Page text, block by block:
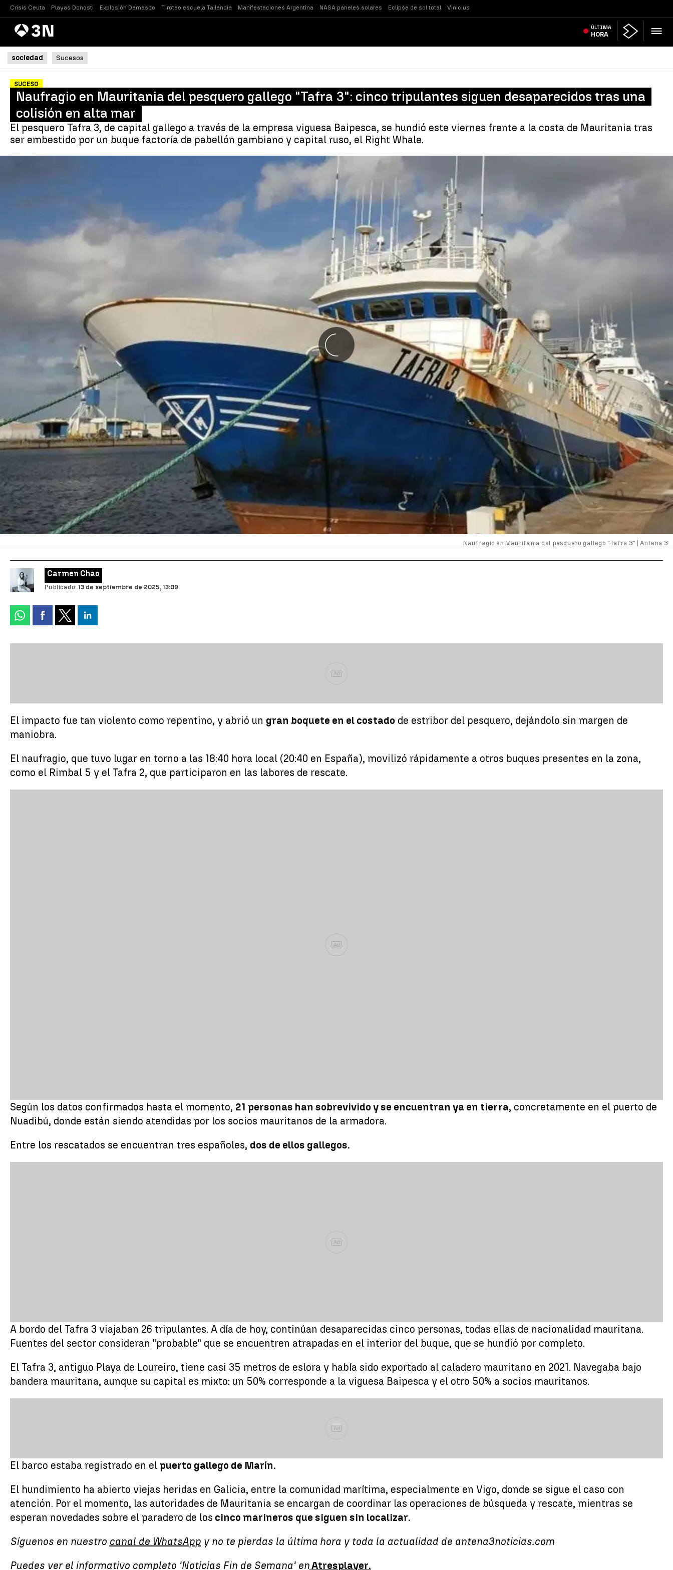
Crisis Ceuta Playas Donosti Explosión Damasco Tiroteo escuela Tailandia Manifestaciones Argentina NASA paneles solares Eclipse de sol total Vinicius
AntenaNoticias ÚLTIMA
HORA
sociedad Sucesos
SUCESO
Naufragio en Mauritania del pesquero gallego "Tafra 3": cinco tripulantes siguen desaparecidos tras una
colisión en alta mar
El pesquero Tafra 3, de capital gallego a través de la empresa viguesa Baipesca, se hundió este viernes frente a la costa de Mauritania tras
ser embestido por un buque factoría de pabellón gambiano y capital ruso, el Right Whale.
Naufragio en Mauritania del pesquero gallego "Tafra 3" | Antena 3
Carmen Chao
Publicado: 13 de septiembre de 2025, 13:09
Ad
El impacto fue tan violento como repentino, y abrió un gran boquete en el costado de estribor del pesquero, dejándolo sin margen de
maniobra.
El naufragio, que tuvo lugar en torno a las 18:40 hora local (20:40 en España), movilizó rápidamente a otros buques presentes en la zona,
como el Rimbal 5 y el Tafra 2, que participaron en las labores de rescate.
Ad
Según los datos confirmados hasta el momento, 21 personas han sobrevivido y se encuentran ya en tierra, concretamente en el puerto de
Nuadibú, donde están siendo atendidas por los socios mauritanos de la armadora.
Entre los rescatados se encuentran tres españoles, dos de ellos gallegos.
Ad
A bordo del Tafra 3 viajaban 26 tripulantes. A día de hoy, continúan desaparecidas cinco personas, todas ellas de nacionalidad mauritana.
Fuentes del sector consideran "probable" que se encuentren atrapadas en el interior del buque, que se hundió por completo.
El Tafra 3, antiguo Playa de Loureiro, tiene casi 35 metros de eslora y había sido exportado al caladero mauritano en 2021. Navegaba bajo
bandera mauritana, aunque su capital es mixto: un 50% corresponde a la viguesa Baipesca y el otro 50% a socios mauritanos.
Ad
El barco estaba registrado en el puerto gallego de Marín.
El hundimiento ha abierto viejas heridas en Galicia, entre la comunidad marítima, especialmente en Vigo, donde se sigue el caso con
atención. Por el momento, las autoridades de Mauritania se encargan de coordinar las operaciones de búsqueda y rescate, mientras se
esperan novedades sobre el paradero de los cinco marineros que siguen sin localizar.
Síguenos en nuestro canal de WhatsApp y no te pierdas la última hora y toda la actualidad de antena3noticias.com
Puedes ver el informativo completo 'Noticias Fin de Semana' enAtresplayer.